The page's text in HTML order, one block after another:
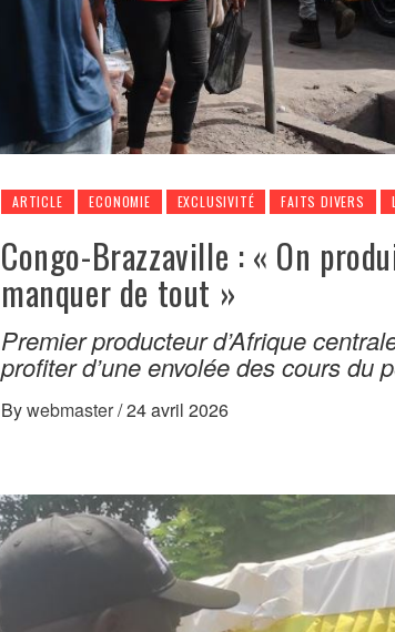
ARTICLE ECONOMIE EXCLUSIVITÉ FAITS DIVERS
Congo-Brazzaville : « On
manquer de tout »
Premier producteur d’Afrique
profiter d’une envolée des cours du
Bywebmaster/24 avril 2026